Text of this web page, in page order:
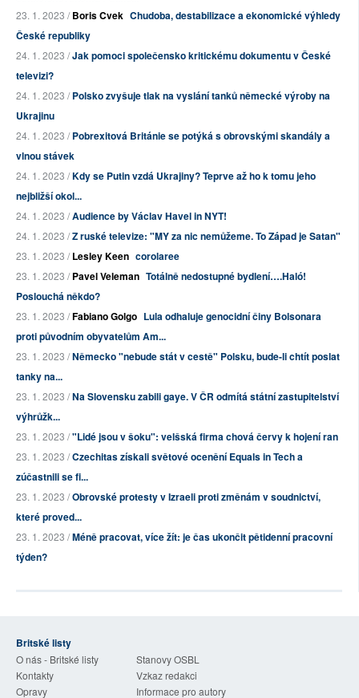
23. 1. 2023 /Boris Cvek Chudoba, destabilizace a ekonomické výhledy
České republiky
24. 1. 2023 /Jak pomoci společensko kritickému dokumentu v České
televizi?
24. 1. 2023 /Polsko zvyšuje tlak na vyslání tanků německé výroby na
Ukrajinu
24. 1. 2023 /Pobrexitová Británie se potýká s obrovskými skandály a
vlnou stávek
24. 1. 2023 /Kdy se Putin vzdá Ukrajiny? Teprve až ho k tomu jeho
nejbližší okol...
24. 1. 2023 /Audience by Václav Havel in NYT!
24. 1. 2023 /Z ruské televize: "MY za nic nemůžeme. To Západ je Satan"
23. 1. 2023 /Lesley Keen corolaree
23. 1. 2023 /Pavel Veleman Totálně nedostupné bydlení….Haló!
Poslouchá někdo?
23. 1. 2023 /Fabiano Golgo Lula odhaluje genocidní činy Bolsonara
proti původním obyvatelům Am...
23. 1. 2023 /Německo "nebude stát v cestě" Polsku, bude-li chtít poslat
tanky na...
23. 1. 2023 /Na Slovensku zabili gaye. V ČR odmítá státní zastupitelství
výhrůžk...
23. 1. 2023 /"Lidé jsou v šoku": velšská firma chová červy k hojení ran
23. 1. 2023 /Czechitas získali světové ocenění Equals in Tech a
zúčastnili se fi...
23. 1. 2023 /Obrovské protesty v Izraeli proti změnám v soudnictví,
které proved...
23. 1. 2023 /Méně pracovat, více žít: je čas ukončit pětidenní pracovní
týden?
Britské listy
O nás - Britské listy
Stanovy OSBL
Kontakty
Vzkaz redakci
Opravy
Informace pro autory